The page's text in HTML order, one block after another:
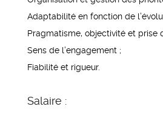
Adaptabilité en fonction de
Pragmatisme, objectivité et prise
Sens de l’engagement ;
Fiabilité et rigueur.
Salaire :